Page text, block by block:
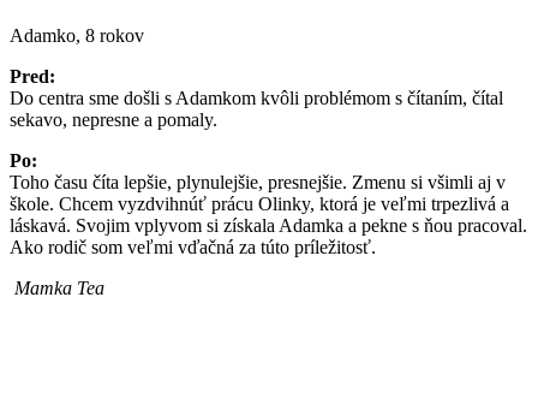
Adamko, 8 rokov
Pred:
Do centra sme došli s Adamkom kvôli problémom s čítaním, čítal
sekavo, nepresne a pomaly.
Po:
Toho času číta lepšie, plynulejšie, presnejšie. Zmenu si všimli aj v
škole. Chcem vyzdvihnúť prácu Olinky, ktorá je veľmi trpezlivá a
láskavá. Svojim vplyvom si získala Adamka a pekne s ňou pracoval.
Ako rodič som veľmi vďačná za túto príležitosť.
Mamka Tea